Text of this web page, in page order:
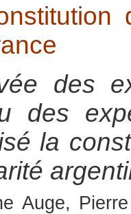
des
des
la
Auge,